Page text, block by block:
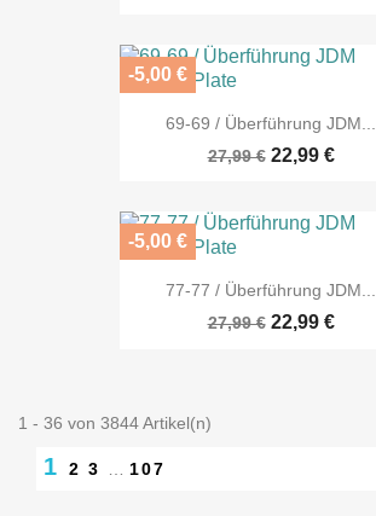
69-69 / Überführung JDM...
27,99 € 22,99 €
-5,00 €
77-77 / Überführung JDM...
27,99 € 22,99 €
-5,00 €
1 - 36 von 3844 Artikel(n)
1 2 3 107